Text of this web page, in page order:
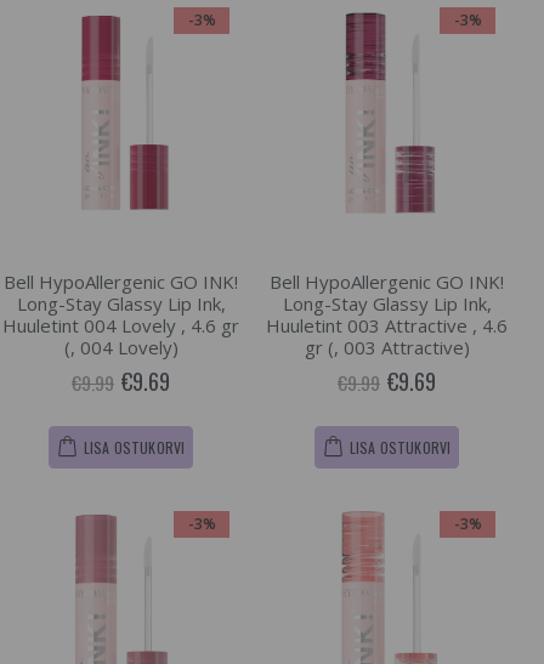
-3%
Bell HypoAllergenic GO INK!
Long-Stay Glassy Lip Ink,
Huuletint 004 Lovely , 4.6 gr
(, 004 Lovely)
€9.99 €9.69
LISA OSTUKORVI
-3%
Bell HypoAllergenic GO INK!
Long-Stay Glassy Lip Ink,
Huuletint 003 Attractive , 4.6
gr (, 003 Attractive)
€9.99 €9.69
LISA OSTUKORVI
-3% -3%